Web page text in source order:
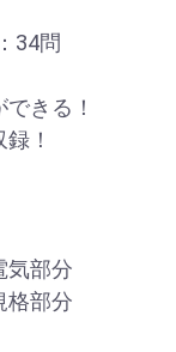
34問
きる！
！
部分
部分